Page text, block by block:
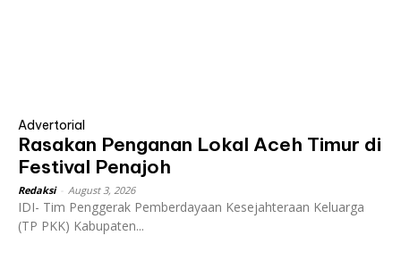
Advertorial
Rasakan Penganan Lokal Aceh Timur di
Festival Penajoh
Redaksi August 3, 2026
IDI- Tim Penggerak Pemberdayaan Kesejahteraan Keluarga
(TP PKK) Kabupaten...